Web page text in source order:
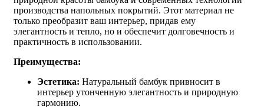
производства напольных покрытий. Этот материал не
только преобразит ваш интерьер, придав ему
элегантность и тепло, но и обеспечит долговечность и
практичность в использовании.
Преимущества:
Эстетика: Натуральный бамбук привносит в
интерьер утонченную элегантность и природную
гармонию.